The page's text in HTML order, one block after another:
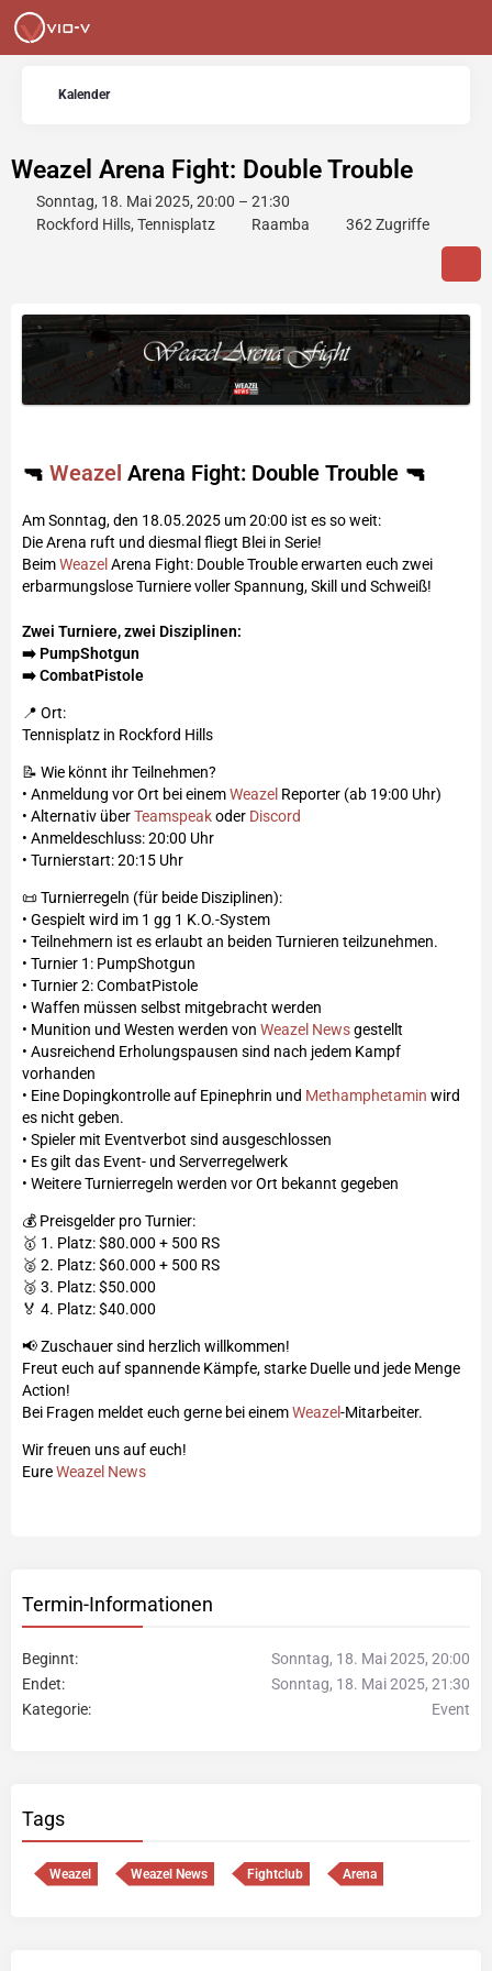
Kalender
Weazel Arena Fight: Double Trouble
Sonntag, 18. Mai 2025, 20:00 – 21:30
Rockford Hills, Tennisplatz
Raamba 362 Zugriffe
🔫 Weazel Arena Fight: Double Trouble 🔫
Am Sonntag, den 18.05.2025 um 20:00 ist es so weit:
Die Arena ruft und diesmal fliegt Blei in Serie!
BeimWeazelArena Fight: Double Trouble erwarten euch zwei
erbarmungslose Turniere voller Spannung, Skill und Schweiß!
Zwei Turniere, zwei Disziplinen:
➡️ PumpShotgun
➡️ CombatPistole
📍 Ort:
Tennisplatz in Rockford Hills
📝 Wie könnt ihr Teilnehmen?
• Anmeldung vor Ort bei einemWeazel Reporter (ab 19:00 Uhr)
• Alternativ überTeamspeakoder Discord
• Anmeldeschluss: 20:00 Uhr
• Turnierstart: 20:15 Uhr
📜 Turnierregeln (für beide Disziplinen):
• Gespielt wird im 1 gg 1 K.O.-System
• Teilnehmern ist es erlaubt an beiden Turnieren teilzunehmen.
• Turnier 1: PumpShotgun
• Turnier 2: CombatPistole
• Waffen müssen selbst mitgebracht werden
• Munition und Westen werden von Weazel Newsgestellt
• Ausreichend Erholungspausen sind nach jedem Kampf
vorhanden
• Eine Dopingkontrolle auf Epinephrin und Methamphetamin wird
es nicht geben.
• Spieler mit Eventverbot sind ausgeschlossen
• Es gilt das Event- und Serverregelwerk
• Weitere Turnierregeln werden vor Ort bekannt gegeben
💰 Preisgelder pro Turnier:
🥇 1. Platz: $80.000 + 500 RS
🥈 2. Platz: $60.000 + 500 RS
🥉 3. Platz: $50.000
🏅 4. Platz: $40.000
📢 Zuschauer sind herzlich willkommen!
Freut euch auf spannende Kämpfe, starke Duelle und jede Menge
Action!
Bei Fragen meldet euch gerne bei einemWeazel-Mitarbeiter.
Wir freuen uns auf euch!
EureWeazel News
Termin-Informationen
Beginnt
Sonntag, 18. Mai 2025, 20:00
Endet
Sonntag, 18. Mai 2025, 21:30
Kategorie
Event
Tags
Weazel Weazel News Fightclub Arena